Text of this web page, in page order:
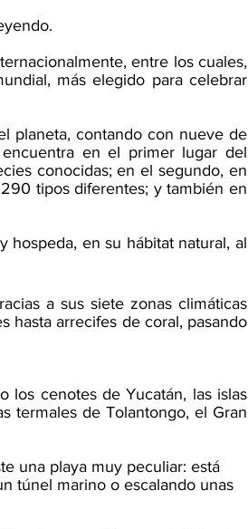
entre los cuales,
más elegido para celebrar
planeta, contando con nueve de
en el primer lugar del
conocidas; en el segundo, en
tipos diferentes; y también en
hospeda, en su hábitat natural, al
a sus siete zonas climáticas
hasta arrecifes de coral, pasando
los cenotes de Yucatán, las islas
termales de Tolantongo, el Gran
una playa muy peculiar: está
túnel marino o escalando unas